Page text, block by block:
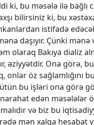
ki, bu məsələ ilə
bilirsiniz ki, bu
istifadə
daşıyır. Çünki
olaraq Bakıya dializ
əziyyətdir. Ona görə,
onlar öz sağlamlığını
bu işləri ona görə
narahat edən
və biz bu
mən xalqa hesabat